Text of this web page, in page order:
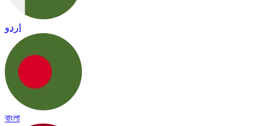
اردو
বাংলা